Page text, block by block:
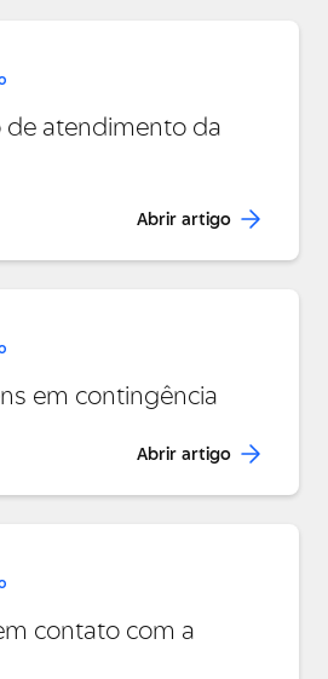
de atendimento da
Abrir artigo
em contingência
Abrir artigo
contato com a